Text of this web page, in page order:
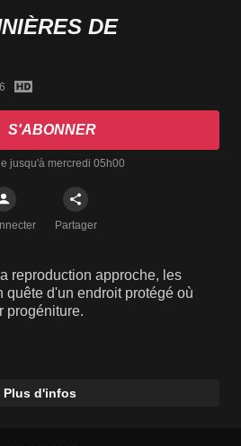
DE
S'ABONNER
jusqu'à mercredi 05h00
Partager
reproduction approche, les
quête d'un endroit protégé où
progéniture.
Plus d'infos